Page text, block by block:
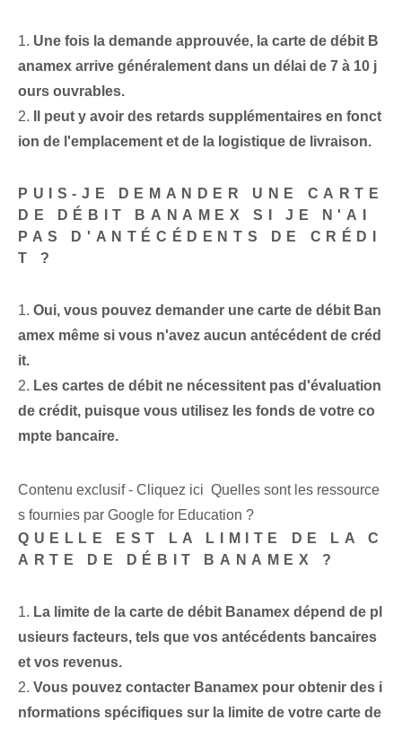
1. Une fois la demande approuvée, la carte de débit B
anamex arrive généralement dans un délai de 7 à 10 j
ours ouvrables.
2.
Il peut y avoir des retards supplémentaires en fonct
ion de l'emplacement et de la logistique de livraison.
PUIS-JE DEMANDER UNE CARTE
DE DÉBIT BANAMEX SI JE N'AI
PAS D'ANTÉCÉDENTS DE CRÉDI
T ?
1. Oui, vous pouvez demander une carte de débit Ban
amex même si vous n'avez aucun antécédent de créd
it.
2.⁢ Les cartes de débit ne nécessitent pas d'évaluation
de crédit, puisque vous utilisez les fonds de votre co
mpte bancaire.
Contenu exclusif - Cliquez ici Quelles sont les ressource
s fournies par Google for Education ?
QUELLE EST LA LIMITE DE LA C
ARTE DE DÉBIT BANAMEX ?
1. La limite de la carte de débit Banamex dépend de pl
usieurs facteurs, tels que vos antécédents bancaires
et vos revenus.
2. Vous pouvez contacter Banamex pour obtenir des i
nformations spécifiques sur la limite de votre carte de